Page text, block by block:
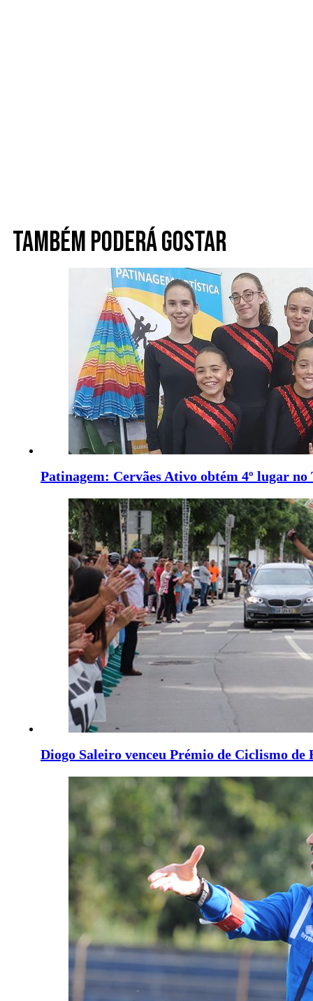
Também poderá gostar
Patinagem: Cervães Ativo obtém 4º lugar no
Diogo Saleiro venceu Prémio de Ciclismo de